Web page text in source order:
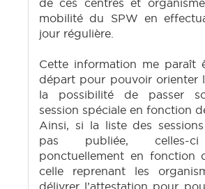
de ces centres et
mobilité du SPW en
jour régulière.
Cette information me paraît
départ pour pouvoir orienter
la possibilité de passer
session spéciale en fonction
Ainsi, si la liste des sessions
pas publiée, celles-ci
ponctuellement en fonction
celle reprenant les